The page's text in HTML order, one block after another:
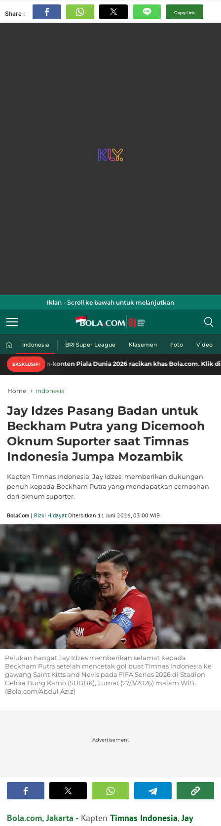
Share : Copy Link
Iklan - Scroll ke bawah untuk melanjutkan
Indonesia BRI Super League Klasemen Foto Video
EKSKLUSIF!
konten Piala Dunia 2026 racikan khas Bola.com. Klik di sini!
Home Indonesia
Jay Idzes Pasang Badan untuk
Beckham Putra yang Dicemooh
Oknum Suporter saat Timnas
Indonesia Jumpa Mozambik
Kapten Timnas Indonesia, Jay Idzes, memberikan dukungan
penuh kepada Beckham Putra yang mendapatkan cemoohan
dari oknum suporter.
BolaCom | Rizki Hidayat Diterbitkan 11 Juni 2026, 03:00 WIB
Pelukan hangat Jay Idzes memberikan selamat kepada
Beckham Putra setelah mencetak gol buat Timnas Indonesia ke
gawang Saint Kitts and Nevis pada FIFA Series 2026 di Stadion
Gelora Bung Karno (SUGBK), Jumat (27/3/2026) malam WIB.
(Bola.com/Abdul Aziz)
Advertisement
Bola.com, Jakarta - Kapten Timnas Indonesia,Jay